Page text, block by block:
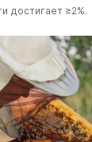
достигает ≥2%.